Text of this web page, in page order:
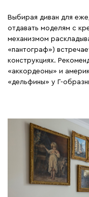
Выбирая диван для
отдавать моделям с
механизмом
«пантограф»)
конструкциях.
«аккордеоны» и
«дельфины» у Г-